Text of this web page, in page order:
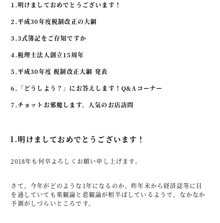
採用情報
税理士変更をお考えの方
メールマガジン登録
ニュース
1.明けましておめでとうございます！
2.平成30年度税制改正の大綱
3.3式簿記をご存知ですか
4.税理士法人創立15周年
5.平成30年度 税制改正大綱 発表
6.「どうしよう？」にお答えします！Q&Aコーナー
7.チョットお邪魔します。人気のお店訪問
1.明けましておめでとうございます！
2018年も何卒よろしくお願い申し上げます。
さて、今年がどのような1年になるのか、昨年末から経済誌等に目
を通していても楽観論と悲観論が相半ばしているようで、なかなか
予測がしづらいところです。